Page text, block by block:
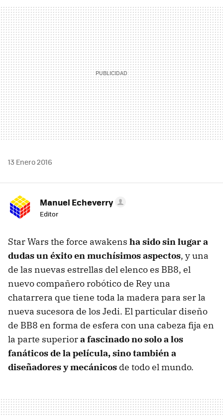
MAIL
13 Enero 2016
Manuel Echeverry
Editor
Star Wars the force awakens ha sido sin lugar a
dudas un éxito en muchísimos aspectos, y una
de las nuevas estrellas del elenco es BB8, el
nuevo compañero robótico de Rey una
chatarrera que tiene toda la madera para ser la
nueva sucesora de los Jedi. El particular diseño
de BB8 en forma de esfera con una cabeza fija en
la parte superiora fascinado no solo a los
fanáticos de la película, sino también a
diseñadores y mecánicos de todo el mundo.